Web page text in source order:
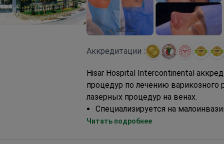
Аккредитации :
Hisar Hospital Intercontinental
процедур по лечению варикозного
лазерных процедур на венах.
Специализируется на
включая EVLA и склеротерапию
Читать подробнее